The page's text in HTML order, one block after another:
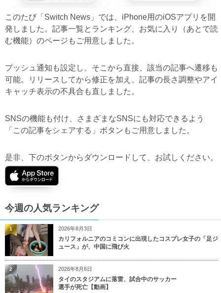
このたび「Switch News」では、iPhone用のiOSアプリを開
発しました。記事一覧とランキング、お気に入り（あとで読
む機能）のページもご用意しました。
プッシュ通知も設定し、そこから直接、該当の記事へ遷移も
可能。リリースしてから修正を加え、記事の長さ調整やアイ
キャッチ表示の不具合も直しました。
SNSの機能も付け、さまざまなSNSにも対応できるよう
「この記事をシェアする」ボタンもご用意しました。
是非、下のボタンからダウンロードして、お試しください。
今週の人気ランキング
2026年8月3日
カリフォルニアのコミコンに出現したコスプレ女子の「足ジ
ュース」が、中国に飛び火
1
2026年8月6日
タイのスタジアムに落雷、試合中のサッカー
選手が死亡【動画】
2